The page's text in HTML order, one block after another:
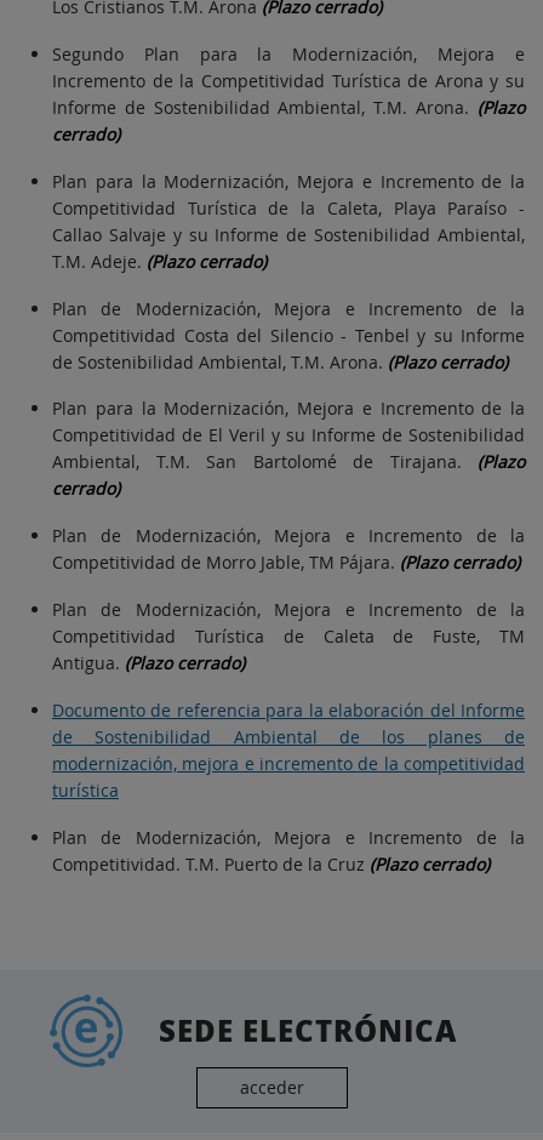
Los Cristianos T.M. Arona (Plazo cerrado)
Segundo Plan para la Modernización, Mejora e
Incremento de la Competitividad Turística de Arona y su
Informe de Sostenibilidad Ambiental, T.M. Arona. (Plazo
cerrado)
Plan para la Modernización, Mejora e Incremento de la
Competitividad Turística de la Caleta, Playa Paraíso -
Callao Salvaje y su Informe de Sostenibilidad Ambiental,
T.M. Adeje. (Plazo cerrado)
Plan de Modernización, Mejora e Incremento de la
Competitividad Costa del Silencio - Tenbel y su Informe
de Sostenibilidad Ambiental, T.M. Arona. (Plazo cerrado)
Plan para la Modernización, Mejora e Incremento de la
Competitividad de El Veril y su Informe de Sostenibilidad
Ambiental, T.M. San Bartolomé de Tirajana. (Plazo
cerrado)
Plan de Modernización, Mejora e Incremento de la
Competitividad de Morro Jable, TM Pájara. (Plazo cerrado)
Plan de Modernización, Mejora e Incremento de la
Competitividad Turística de Caleta de Fuste, TM
Antigua. (Plazo cerrado)
Documento de referencia para la elaboración del Informe
de Sostenibilidad Ambiental de los planes de
modernización, mejora e incremento de la competitividad
turística
Plan de Modernización, Mejora e Incremento de la
Competitividad. T.M. Puerto de la Cruz (Plazo cerrado)
SEDE ELECTRÓNICA
acceder